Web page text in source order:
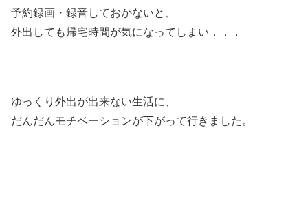
予約録画・録音しておかないと、
外出しても帰宅時間が気になってしまい．．．
ゆっくり外出が出来ない生活に、
だんだんモチベーションが下がって行きました。